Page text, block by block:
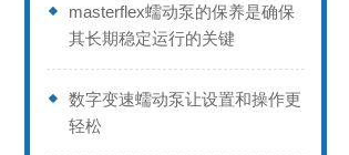
masterflex蠕动泵的保养是确保
其长期稳定运行的关键
数字变速蠕动泵让设置和操作更
轻松